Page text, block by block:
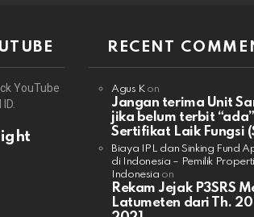
YouTube
RECENT
Agus Kon
Jangan terima Unit
jika belum terbit “ada”
Sertifikat Laik Fungsi
Biaya IPL dan Sinking Fund
di Indonesia – Pemilik Properti
Indonesia on
Rekam Jejak P3SRS
Latumeten dari Th.